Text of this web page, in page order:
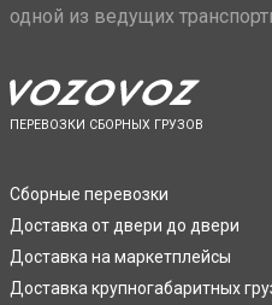
одной из ведущих
ПЕРЕВОЗКИ СБОРНЫХ ГРУЗОВ
Сборные перевозки
Доставка от двери до двери
Доставка на маркетплейсы
Доставка крупногабаритных